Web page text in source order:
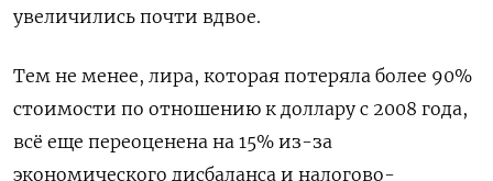
увеличились почти вдвое.
Тем не менее, лира, которая потеряла более 90%
стоимости по отношению к доллару с 2008 года,
всё еще переоценена на 15% из-за
экономического дисбаланса и налогово-